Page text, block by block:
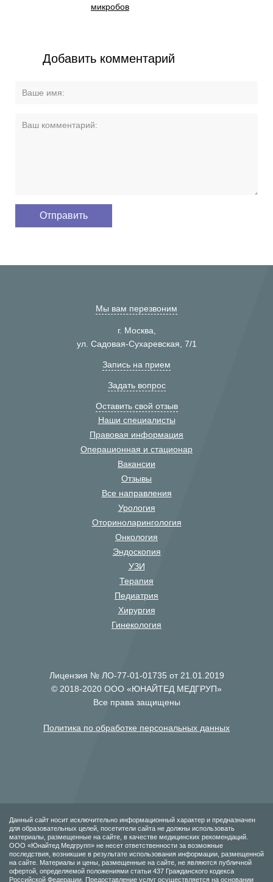
микробов
Добавить комментарий
Мы вам перезвоним
г. Москва,
ул. Садовая-Сухаревская, 7/1
Запись на прием
Задать вопрос
Оставить свой отзыв
Наши специалисты
Правовая информация
Операционная и стационар
Вакансии
Отзывы
Все направления
Урология
Оториноларингология
Онкология
Эндоскопия
УЗИ
Терапия
Педиатрия
Хирургия
Гинекология
Лицензия № ЛО-77-01-01735 от 21.01.2019
© 2018-2020 ООО «ЮНАЙТЕД МЕДГРУП»
Все права защищены
Политика по обработке персональных данных
Данный сайт носит исключительно информационный характер и предназначен
для образовательных целей, посетители сайта не должны использовать
материалы, размещенные на сайте, в качестве медицинских рекомендаций.
ООО «Юнайтед Медгрупп» не несет ответственности за возможные
последствия, возникшие в результате использования информации, размещенной
на сайте. Материалы и цены, размещенные на сайте, не являются публичной
офертой, определяемой положениями статьи 437 Гражданского кодекса
Российской Федерации. Предоставление услуг осуществляется на основании